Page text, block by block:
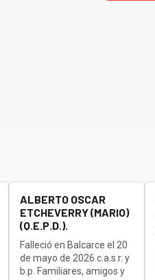
ALBERTO OSCAR
ETCHEVERRY (MARIO)
(Q.E.P.D.).
Falleció en Balcarce el 20
de mayo de 2026 c.a.s.r. y
b.p. Familiares, amigos y